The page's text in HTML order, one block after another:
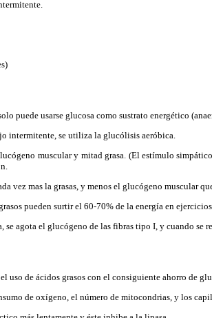
puede usarse glucosa como sustrato energético
intermitente, se utiliza la glucólisis aeróbica.
muscular y mitad grasa. (El estímulo
vez mas la grasas, y menos el glucógeno muscular
pueden surtir el 60-70% de la energía en
agota el glucógeno de las fibras tipo I, y cuando
de ácidos grasos con el consiguiente ahorro de
de oxígeno, el número de mitocondrias, y los